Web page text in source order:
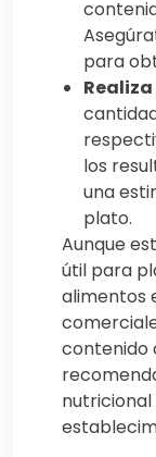
para
los
una
plato.
Aunque
útil para
alimentos
contenido